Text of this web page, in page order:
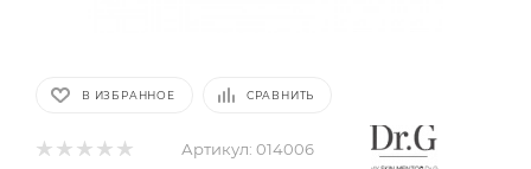
В ИЗБРАННОЕ СРАВНИТЬ
Артикул: 014006